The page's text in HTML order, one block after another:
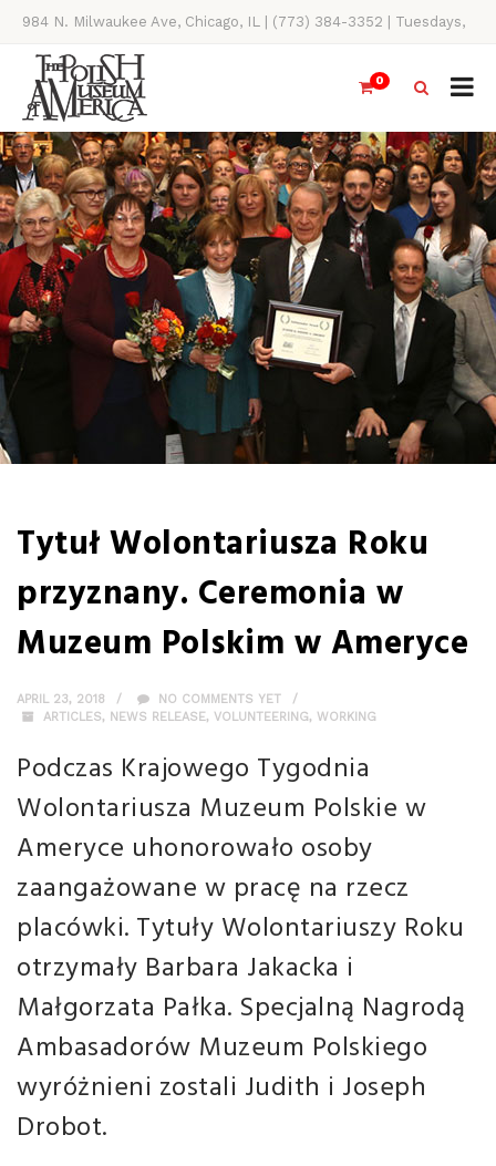
984 N. Milwaukee Ave, Chicago, IL | (773) 384-3352 | Tuesdays,
Thursdays, Saturdays, & Sundays, 11AM-4PM
0
Tytuł Wolontariusza Roku
przyznany. Ceremonia w
Muzeum Polskim w Ameryce
APRIL 23, 2018
NO COMMENTS YET
ARTICLES, NEWS RELEASE, VOLUNTEERING, WORKING
Podczas Krajowego Tygodnia
Wolontariusza Muzeum Polskie w
Ameryce uhonorowało osoby
zaangażowane w pracę na rzecz
placówki. Tytuły Wolontariuszy Roku
otrzymały Barbara Jakacka i
Małgorzata Pałka. Specjalną Nagrodą
Ambasadorów Muzeum Polskiego
wyróżnieni zostali Judith i Joseph
Drobot.